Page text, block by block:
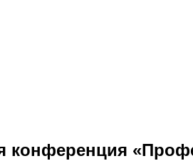
конференция